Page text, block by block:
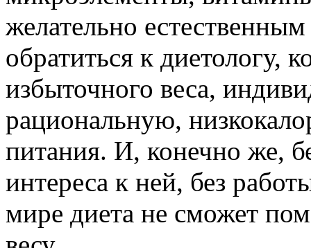
желательно
обратиться к диетологу,
избыточного веса,
рациональную,
питания. И, конечно же,
интереса к ней, без
мире диета не сможет